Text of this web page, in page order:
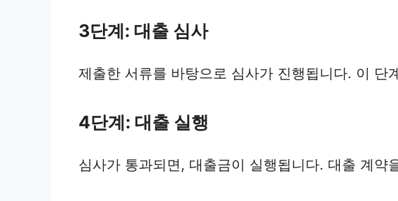
3단계: 대출 심사
제출한 서류를 바탕으로 심사가 진행됩니다. 이 단
4단계: 대출 실행
심사가 통과되면, 대출금이 실행됩니다. 대출 계약